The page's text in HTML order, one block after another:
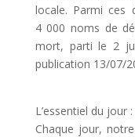
locale. Parmi ces
4 000 noms de
mort, parti le 2
publication 13/07/
L’essentiel du jour
Chaque jour,